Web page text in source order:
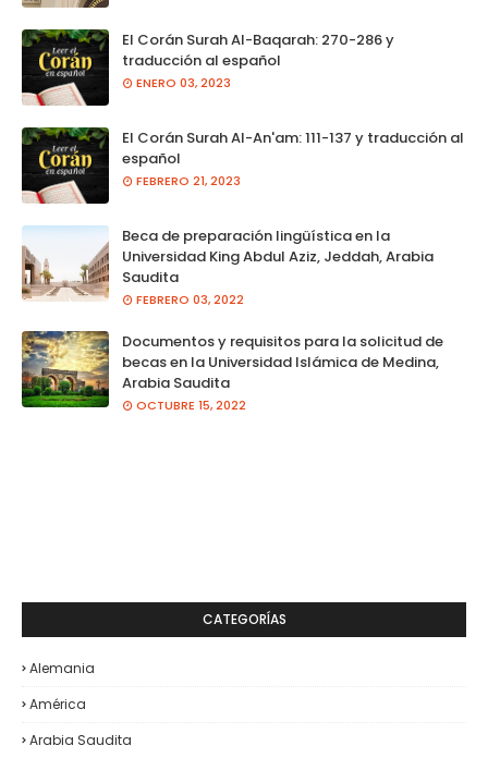
El Corán Surah Al-Baqarah: 270-286 y
traducción al español
ENERO 03, 2023
El Corán Surah Al-An'am: 111-137 y traducción al
español
FEBRERO 21, 2023
Beca de preparación lingüística en la
Universidad King Abdul Aziz, Jeddah, Arabia
Saudita
FEBRERO 03, 2022
Documentos y requisitos para la solicitud de
becas en la Universidad Islámica de Medina,
Arabia Saudita
OCTUBRE 15, 2022
CATEGORÍAS
Alemania
América
Arabia Saudita